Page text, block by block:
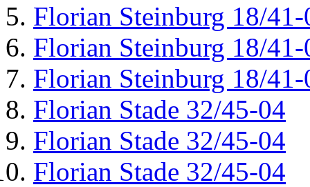
Florian Steinburg 18/41-
Florian Steinburg 18/41-
Florian Steinburg 18/41-
Florian Stade 32/45-04
Florian Stade 32/45-04
Florian Stade 32/45-04